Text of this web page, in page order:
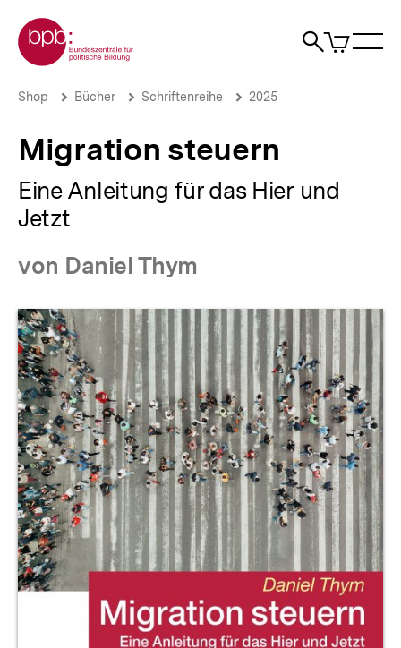
zum
Seiteninhalt
springen
Zur Startseite der bpb
Suche
Artikel
im
Migration
bpb.de
Brotkrümelnavigation
Pfadnavigation
Shop Bücher Schriftenreihe 2025
Migration steuern
Eine Anleitung für das Hier und
Jetzt
von Daniel Thym
Produktvorschau